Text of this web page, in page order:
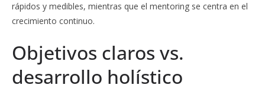
rápidos y medibles, mientras que el mentoring se centra en el
crecimiento continuo.
Objetivos claros vs.
desarrollo holístico